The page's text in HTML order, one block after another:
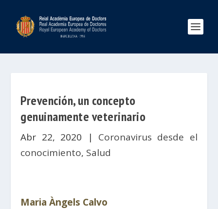
Prevención, un concepto
genuinamente veterinario
Abr 22, 2020 | Coronavirus desde el
conocimiento, Salud
Maria Àngels Calvo